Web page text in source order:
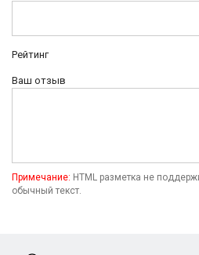
Рейтинг
Ваш отзыв
Примечание: HTML разметка не
обычный текст.